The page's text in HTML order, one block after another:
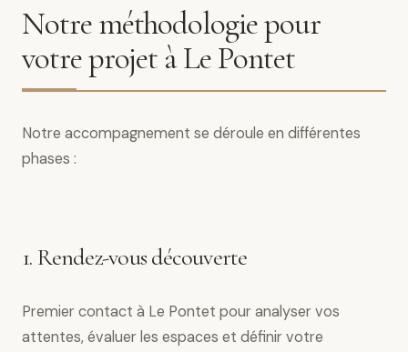
Notre méthodologie pour
votre projet à Le Pontet
Notre accompagnement se déroule en différentes
phases :
1. Rendez-vous découverte
Premier contact à Le Pontet pour analyser vos
attentes, évaluer les espaces et définir votre